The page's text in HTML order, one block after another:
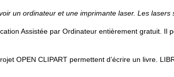
un ordinateur et une imprimante laser. Les
Assistée par Ordinateur entièrement gratuit. Il
OPEN CLIPART permettent d’écrire un livre.